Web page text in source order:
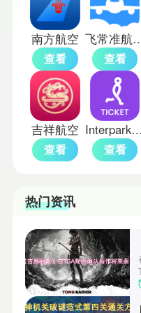
南方航空
查看
飞常准
查看
吉祥航空
查看
Interpark国际版
查看
热门资讯